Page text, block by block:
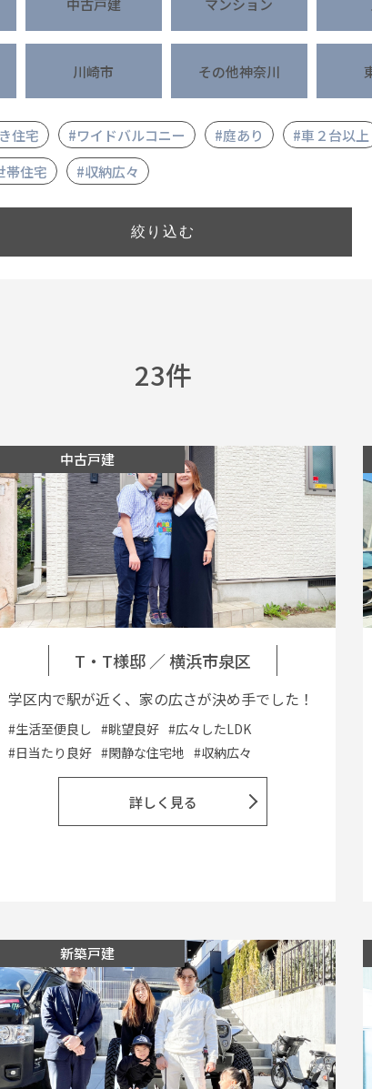
川崎市 その他神奈川
住宅 #ワイドバルコニー #庭あり #車２台以上
帯住宅 #収納広々
23件
中古戸建
T・T様邸 ／横浜市泉区
学区内で駅が近く、家の広さが決め手でした！
#生活至便良し #眺望良好 #広々したLDK
#日当たり良好 #閑静な住宅地 #収納広々
詳しく見る
新築戸建